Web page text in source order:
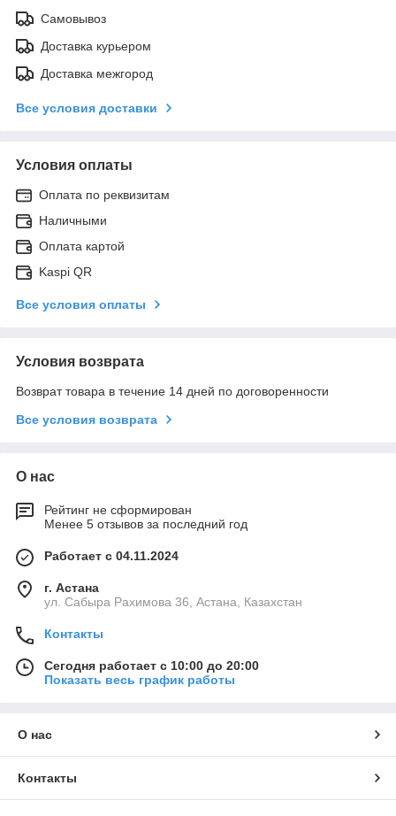
Самовывоз
Доставка курьером
Доставка межгород
Все условия доставки
Условия оплаты
Оплата по реквизитам
Наличными
Оплата картой
Kaspi QR
Все условия оплаты
Условия возврата
Возврат товара в течение 14 дней по договоренности
Все условия возврата
О нас
Рейтинг не сформирован
Менее 5 отзывов за последний год
Работает с 04.11.2024
г. Астана
ул. Сабыра Рахимова 36, Астана, Казахстан
Контакты
Сегодня работает с 10:00 до 20:00
Показать весь график работы
О нас
Контакты